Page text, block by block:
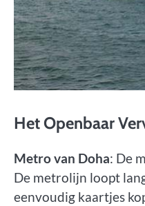
Het Openbaar
Metro van Doha: De
De metrolijn loopt
eenvoudig kaartjes